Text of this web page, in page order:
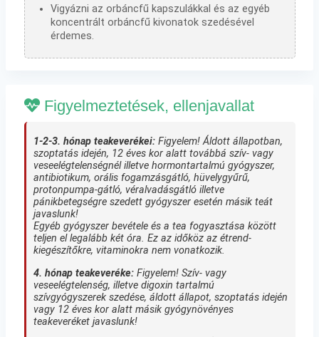
Vigyázni az orbáncfű kapszulákkal és az egyéb
koncentrált orbáncfű kivonatok szedésével
érdemes.
Figyelmeztetések, ellenjavallat
1-2-3. hónap teakeverékei:Figyelem! Áldott állapotban,
szoptatás idején, 12 éves kor alatt továbbá szív- vagy
veseelégtelenségnél illetve hormontartalmú gyógyszer,
antibiotikum, orális fogamzásgátló, hüvelygyűrű,
protonpumpa-gátló, véralvadásgátló illetve
pánikbetegségre szedett gyógyszer esetén másik teát
javaslunk!
Egyéb gyógyszer bevétele és a tea fogyasztása között
teljen el legalább két óra. Ez az időköz az étrend-
kiegészítőkre, vitaminokra nem vonatkozik.
4. hónap teakeveréke:Figyelem! Szív- vagy
veseelégtelenség, illetve digoxin tartalmú
szívgyógyszerek szedése, áldott állapot, szoptatás idején
vagy 12 éves kor alatt másik gyógynövényes
teakeveréket javaslunk!